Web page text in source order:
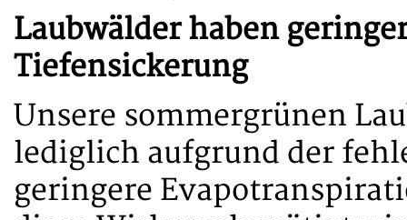
Laubwälder haben
Tiefensickerung
Unsere sommergrünen
lediglich aufgrund der
geringere